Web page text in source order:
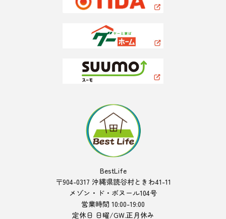
BestLife
〒904-0317 沖縄県読谷村ときわ41-11
メゾン・ド・ボヌール104号
営業時間 10:00-19:00
定休日 日曜/GW.正月休み